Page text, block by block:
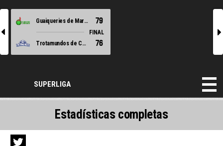
l
Guaiqueries de Margarita 79
FINAL
Trotamundos de Carabobo
76
r
SUPERLIGA
Estadísticas completas